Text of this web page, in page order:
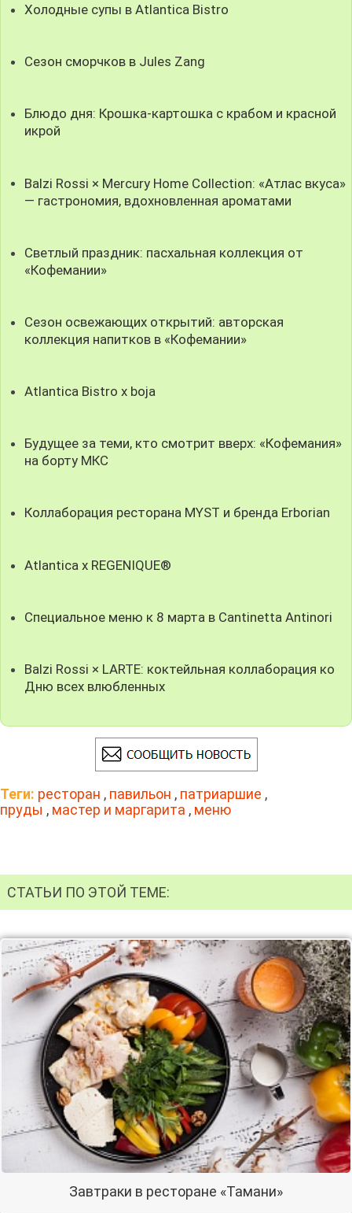
Холодные супы в Atlantica Bistro
Сезон сморчков в Jules Zang
Блюдо дня: Крошка-картошка с крабом и красной
икрой
Balzi Rossi × Mercury Home Collection: «Атлас вкуса»
— гастрономия, вдохновленная ароматами
Светлый праздник: пасхальная коллекция от
«Кофемании»
Сезон освежающих открытий: авторская
коллекция напитков в «Кофемании»
Atlantica Bistro x boja
Будущее за теми, кто смотрит вверх: «Кофемания»
на борту МКС
Коллаборация ресторана MYST и бренда Erborian
Atlantica x REGENIQUE®
Специальное меню к 8 марта в Cantinetta Antinori
Balzi Rossi × LARTE: коктейльная коллаборация ко
Дню всех влюбленных
Теги: ресторан , павильон , патриаршие ,
пруды , мастер и маргарита , меню
СТАТЬИ ПО ЭТОЙ ТЕМЕ:
Завтраки в ресторане «Тамани»